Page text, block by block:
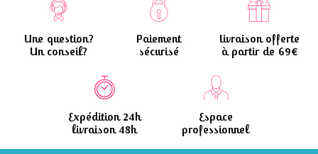
Une question?
Un conseil?
Paiement
sécurisé
Livraison offerte
à partir de 69€
Expédition 24h
livraison 48h
Espace
professionnel